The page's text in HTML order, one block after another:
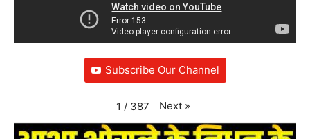
Subscribe Our Channel
1 / 387 Next »